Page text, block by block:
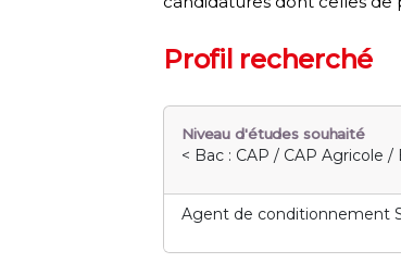
Profil recherché
Niveau d'études souhaité
< Bac : CAP / CAP Agricole /
Agent de conditionnement